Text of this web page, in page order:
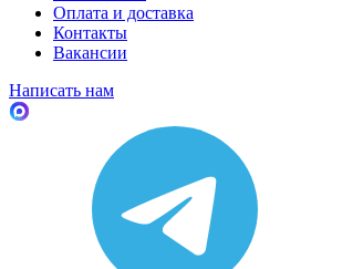
Оплата и доставка
Контакты
Вакансии
Написать нам